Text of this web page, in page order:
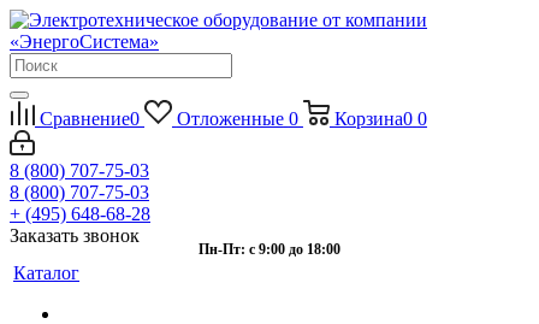
Сравнение0 Отложенные 0 Корзина0 0
8 (800) 707-75-03
8 (800) 707-75-03
+ (495) 648-68-28
Заказать звонок
Пн-Пт: с 9:00 до 18:00
Каталог